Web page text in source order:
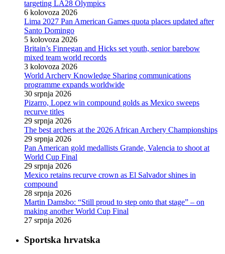
targeting LA28 Olympics
6 kolovoza 2026
Lima 2027 Pan American Games quota places updated after
Santo Domingo
5 kolovoza 2026
Britain’s Finnegan and Hicks set youth, senior barebow
mixed team world records
3 kolovoza 2026
World Archery Knowledge Sharing communications
programme expands worldwide
30 srpnja 2026
Pizarro, Lopez win compound golds as Mexico sweeps
recurve titles
29 srpnja 2026
The best archers at the 2026 African Archery Championships
29 srpnja 2026
Pan American gold medallists Grande, Valencia to shoot at
World Cup Final
29 srpnja 2026
Mexico retains recurve crown as El Salvador shines in
compound
28 srpnja 2026
Martin Damsbo: “Still proud to step onto that stage” – on
making another World Cup Final
27 srpnja 2026
Sportska hrvatska